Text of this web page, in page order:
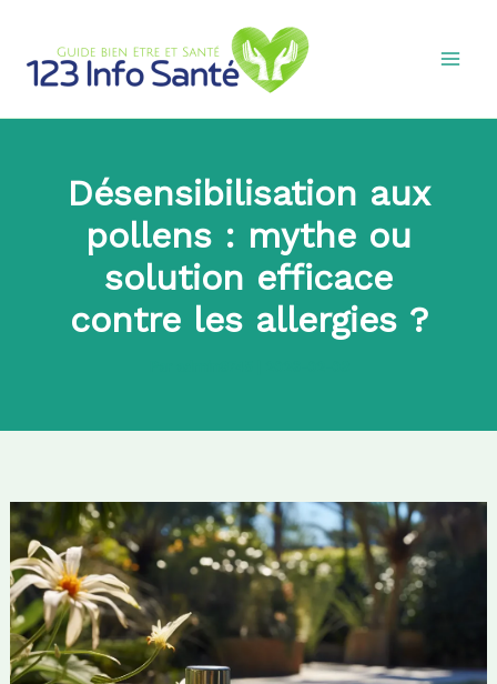
contenu
Désensibilisation aux
pollens : mythe ou
solution efficace
contre les allergies ?